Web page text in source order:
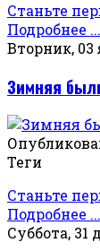
Станьте
Подробнее ...
Вторник, 03
Зимняя
Теги
Станьте
Подробнее ...
Суббота, 31